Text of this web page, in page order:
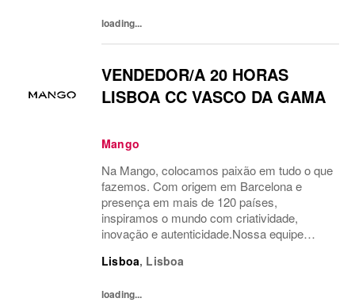
loading...
VENDEDOR/A 20 HORAS
LISBOA CC VASCO DA GAMA
Mango
Na Mango, colocamos paixão em tudo o que
fazemos. Com origem em Barcelona e
presença em mais de 120 países,
inspiramos o mundo com criatividade,
inovação e autenticidade.Nossa equipe
Temos orgulho em levar a moda além,
Lisboa, Lisboa
loading...